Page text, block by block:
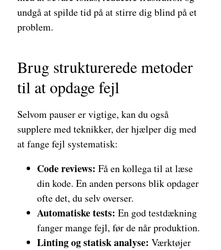
undgå at spilde tid på at stirre dig blind på et
problem.
Brug strukturerede metoder
til at opdage fejl
Selvom pauser er vigtige, kan du også
supplere med teknikker, der hjælper dig med
at fange fejl systematisk:
Code reviews: Få en kollega til at læse
din kode. En anden persons blik opdager
ofte det, du selv overser.
Automatiske tests: En god testdækning
fanger mange fejl, før de når produktion.
Linting og statisk analyse: Værktøjer